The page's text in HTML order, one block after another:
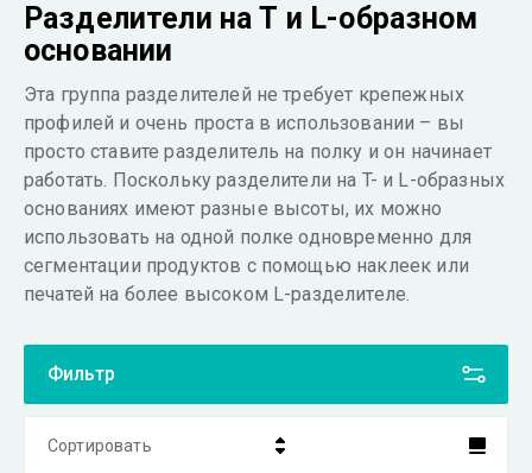
Разделители на Т и L-образном
основании
Эта группа разделителей не требует крепежных
профилей и очень проста в использовании – вы
просто ставите разделитель на полку и он начинает
работать. Поскольку разделители на T- и L-образных
основаниях имеют разные высоты, их можно
использовать на одной полке одновременно для
сегментации продуктов с помощью наклеек или
печатей на более высоком L-разделителе.
Фильтр
Сортировать